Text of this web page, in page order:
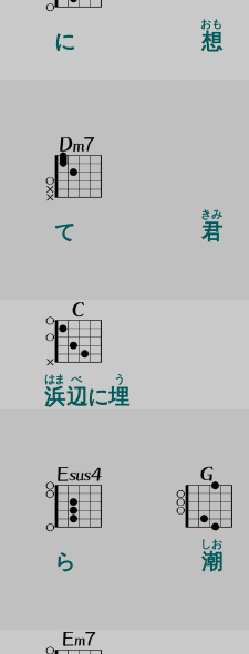
に 想
おも
て 君
きみ
浜
はま
辺
べ
に埋
う
ら 潮
しお